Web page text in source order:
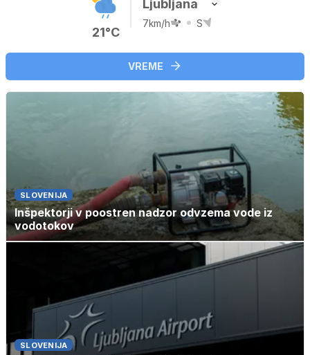
21°C
Ljubljana
7km/h S
VREME
SLOVENIJA
Inšpektorji v poostren nadzor odvzema vode iz
vodotokov
SLOVENIJA